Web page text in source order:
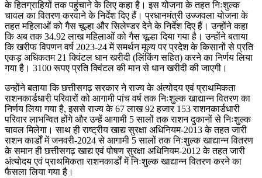
के हितग्राहियों तक पहुंचाने के लिए कहा है। इस योजना के तहत निःशुल्क
चावल का वितरण करवाने के निर्देश दिए हैं। प्रधानमंत्री उज्जवला योजना के
तहत महिलाओं को गैस चूल्हा और सिलेण्डर देने के निर्देश दिए हैं। उन्होंने कहा
कि अब तक 34.92 लाख महिलाओं को गैस चूल्हा दिया गया है। उन्होंने बताया
कि खरीफ विपणन वर्ष 2023-24 में समर्थन मूल्य पर प्रदेश के किसानों से प्रति
एकड़ अधिकतम 21 क्विंटल धान खरीदी (लिंकिंग सहित) करने का निर्णय लिया
गया है। 3100 रूपए प्रति क्विंटल की मान से धान खरीदी की जाएगी।
उन्होंने बताया कि छत्तीसगढ़ सरकार ने राज्य के अंत्योदय एवं प्राथमिकता
राशनकार्डधारी परिवारों को आगामी पांच वर्ष तक निःशुल्क खाद्यान्न वितरण का
निर्णय लिया गया है, इससे राज्य के 67 लाख 92 हजार 153 राशनकार्डधारी
परिवार लाभन्वित होंगे और उन्हें आगामी 5 सालों तक राशन दुकानों से निःशुल्क
चावल मिलेगा। साथ ही राष्ट्रीय खाद्य सुरक्षा अधिनियम-2013 के तहत जारी
राशन कार्डों में जनवरी-2024 से आगामी 5 सालों तक निःशुल्क खाद्यान्न वितरण
के समान ही छत्तीसगढ़ खाद्य एवं पोषण सुरक्षा अधिनियम-2012 के तहत जारी
अंत्योदय एवं प्राथमिकता राशनकार्डों में निःशुल्क खाद्यान्न वितरण करने का
फैसला लिया गया है।